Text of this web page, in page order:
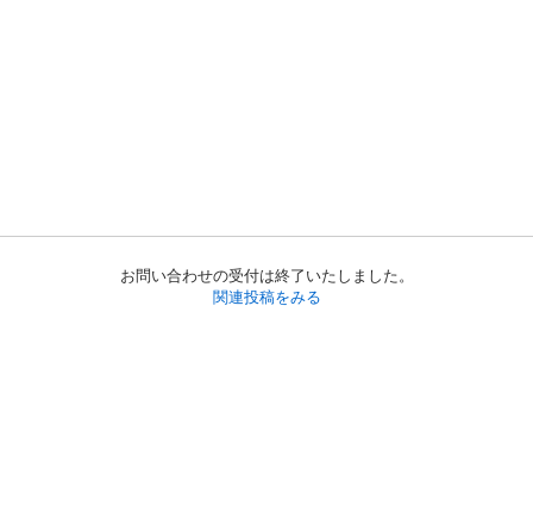
お問い合わせの受付は終了いたしました。
関連投稿をみる